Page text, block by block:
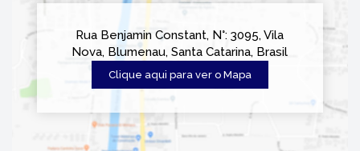
Rua Benjamin Constant, N°: 3095,Vila
Nova, Blumenau,Santa Catarina, Brasil
Clique aqui para ver o Mapa